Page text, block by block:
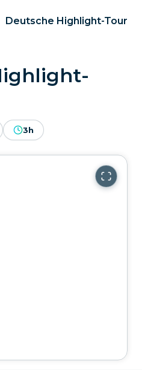
Deutsche Highlight-Tour
3h